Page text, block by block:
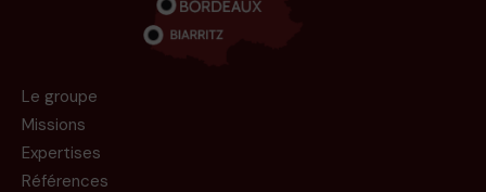
Le groupe
Missions
Expertises
Références